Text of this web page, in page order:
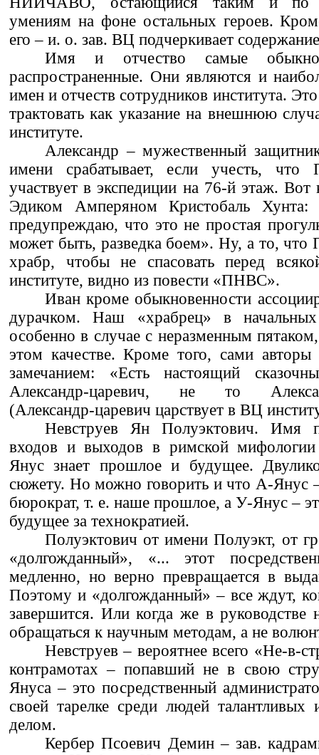
умениям на фоне остальных героев.
его – и. о. зав. ВЦ подчеркивает
Имя и отчество самые
распространенные. Они являются и
имен и отчеств сотрудников института.
трактовать как указание на внешнюю
институте.
Александр – мужественный
имени срабатывает, если учесть,
участвует в экспедиции на 76-й этаж. Вот
Эдиком Амперяном Кристобаль
предупреждаю, что это не простая
может быть, разведка боем». Ну, а то, что
храбр, чтобы не спасовать перед
институте, видно из повести «ПНВС».
Иван кроме обыкновенности
дурачком. Наш «храбрец» в начальных
особенно в случае с неразменным
этом качестве. Кроме того, сами авторы
замечанием: «Есть настоящий
Александр-царевич, не то
(Александр-царевич царствует в ВЦ
Невструев Ян Полуэктович. Имя
входов и выходов в римской
Янус знает прошлое и будущее.
сюжету. Но можно говорить и что А-Янус
бюрократ, т. е. наше прошлое, а У-Янус –
будущее за технократией.
Полуэктович от имени Полуэкт, от
«долгожданный», «... этот
медленно, но верно превращается в
Поэтому и «долгожданный» – все ждут,
завершится. Или когда же в
обращаться к научным методам, а не
Невструев – вероятнее всего «Не-в-
контрамотах – попавший не в свою
Януса – это посредственный
своей тарелке среди людей
делом.
Кербер Псоевич Демин – зав.